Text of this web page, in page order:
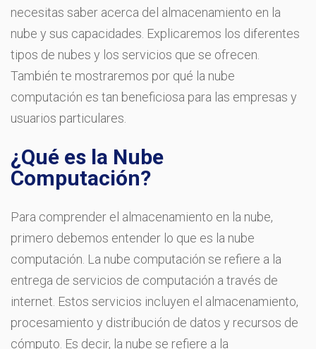
necesitas saber acerca del almacenamiento en la
nube y sus capacidades. Explicaremos los diferentes
tipos de nubes y los servicios que se ofrecen.
También te mostraremos por qué la nube
computación es tan beneficiosa para las empresas y
usuarios particulares.
¿Qué es la Nube
Computación?
Para comprender el almacenamiento en la nube,
primero debemos entender lo que es la nube
computación. La nube computación se refiere a la
entrega de servicios de computación a través de
internet. Estos servicios incluyen el almacenamiento,
procesamiento y distribución de datos y recursos de
cómputo. Es decir, la nube se refiere a la